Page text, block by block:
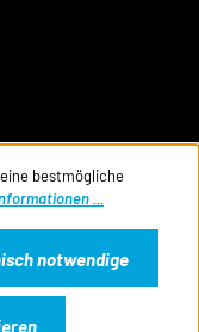
bestmögliche
...
notwendige